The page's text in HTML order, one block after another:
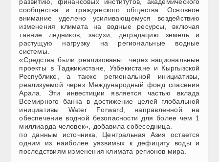
сообщества и гражданского общества. Основное
внимание уделено усиливающемуся воздействию
изменения климата на водные ресурсы, включая
таяние ледников, засухи, деградацию земель и
растущую нагрузку на региональные водные
системы.
«Средства были реализованы через национальные
проекты в Таджикистане, Узбекистане и Кыргызской
Республике, а также региональной инициативы,
реализуемой через Международный фонд спасения
Арала. Эти инвестиции является частью вклада
Всемирного банка в достижение целей глобальной
инициативы Water Forward, направленной на
обеспечение водной безопасности для более чем 1
миллиарда человек»,-добавила собеседница.
по данным источника, Центральная Азия остается
одним из наиболее уязвимых к дефициту воды и
последствиям изменения климата регионов мира.